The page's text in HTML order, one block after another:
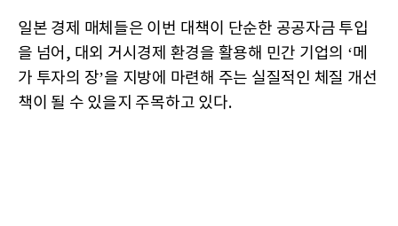
일본 경제 매체들은 이번 대책이 단순한 공공자금 투입
을 넘어, 대외 거시경제 환경을 활용해 민간 기업의 ‘메
가 투자의 장’을 지방에 마련해 주는 실질적인 체질 개선
책이 될 수 있을지 주목하고 있다.